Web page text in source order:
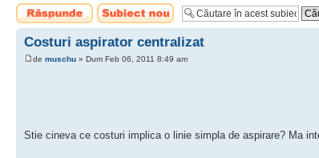
Scrie un răspuns
Scrie un subiect
nou
Costuri aspirator centralizat
de muschu » Dum Feb 06, 2011 8:49 am
Stie cineva ce costuri implica o linie simpla de aspirare? Ma